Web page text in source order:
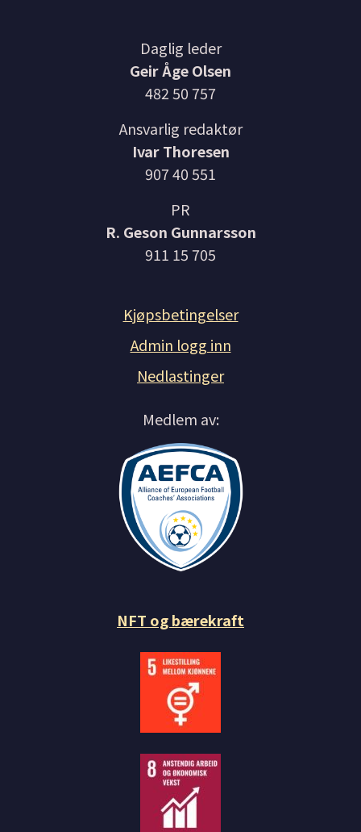
Daglig leder
Geir Åge Olsen
482 50 757
Ansvarlig redaktør
Ivar Thoresen
907 40 551
PR
R. Geson Gunnarsson
911 15 705
Kjøpsbetingelser
Admin logg inn
Nedlastinger
Medlem av:
NFT og bærekraft